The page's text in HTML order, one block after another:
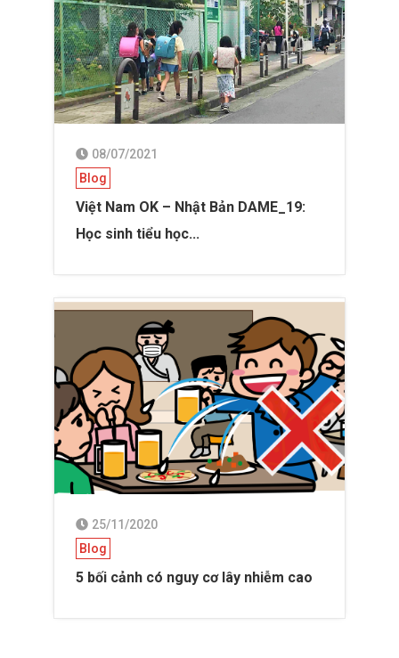
08/07/2021
Blog
Việt Nam OK – Nhật Bản DAME_19:
Học sinh tiểu học...
25/11/2020
Blog
5 bối cảnh có nguy cơ lây nhiễm cao